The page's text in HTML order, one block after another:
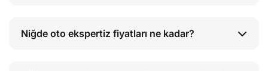
Niğde oto ekspertiz fiyatları ne kadar?